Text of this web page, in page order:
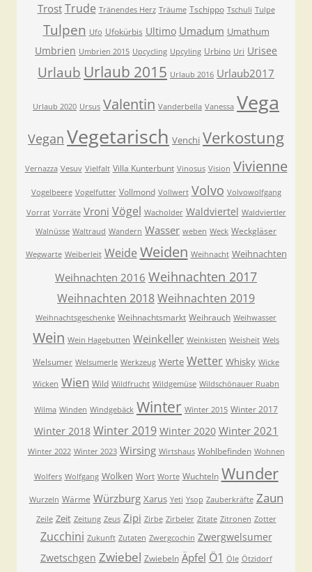
Trost Trude Tränendes Herz Träume Tschippo Tschuli Tulpe
Tulpen Ufo Ufokürbis Ultimo Umadum Umathum
Umbrien Umbrien 2015 Upcycling Upcyling Urbino Uri Urisee
Urlaub Urlaub 2015 Urlaub 2016 Urlaub2017
Urlaub 2020 Ursus Valentin Vanderbella Vanessa Vega
Vegan Vegetarisch Venchi Verkostung
Vernazza Vesuv Vielfalt Villa Kunterbunt Vinosus Vision Vivienne
Vogelbeere Vogelfutter Vollmond Vollwert Volvo Volvowolfgang
Vorrat Vorräte Vroni Vögel Wacholder Waldviertel Waldviertler
Walnüsse Waltraud Wandern Wasser weben Weck Weckgläser
Wegwarte Weiberleit Weide Weiden Weihnacht Weihnachten
Weihnachten 2016 Weihnachten 2017
Weihnachten 2018Weihnachten 2019
Weihnachtsgeschenke Weihnachtsmarkt Weihrauch Weihwasser
Wein Wein Hagebutten Weinkeller Weinkisten Weisheit Wels
Welsumer Welsumerle Werkzeug Werte Wetter Whisky Wicke
Wicken Wien Wild Wildfrucht Wildgemüse Wildschönauer Ruabn
Wilma Winden Windgebäck Winter Winter 2015 Winter 2017
Winter 2018 Winter 2019 Winter 2020 Winter 2021
Winter 2022 Winter 2023 Wirsing Wirtshaus Wohlbefinden Wohnen
Wolfers Wolfgang Wolken Wort Worte Wuchteln Wunder
Wurzeln Wärme Würzburg Xarus Yeti Ysop Zauberkräfte Zaun
Zeile Zeit Zeitung Zeus Zipi Zirbe Zirbeler Zitate Zitronen Zotter
Zucchini Zukunft Zutaten Zwergcochin Zwergwelsumer
Zwetschgen Zwiebel Zwiebeln Äpfel Ö1 Öle Ötzidorf